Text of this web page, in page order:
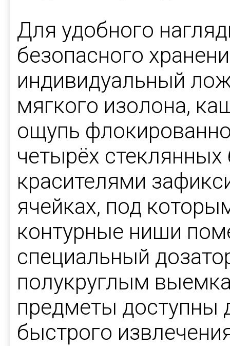
Для удобного
безопасного
индивидуальный
мягкого изолона,
ощупь
четырёх
красителями
ячейках, под
контурные ниши
специальный
полукруглым
предметы доступны
быстрого